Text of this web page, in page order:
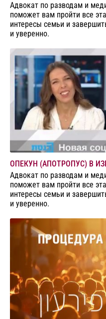
Адвокат по разводам и
поможет вам пройти все
интересы семьи и
и уверенно.
ОПЕКУН (АПОТРОПУС) В
Адвокат по разводам и
поможет вам пройти все
интересы семьи и
и уверенно.